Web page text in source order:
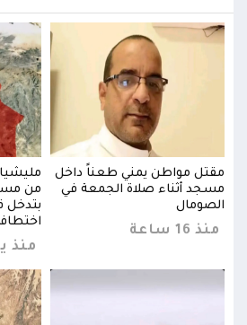
مقتل مواطن يمني طعناً داخل
مسجد أثناء صلاة الجمعة في
الصومال
منذ 16 ساعة
من
بتدخل
منذ